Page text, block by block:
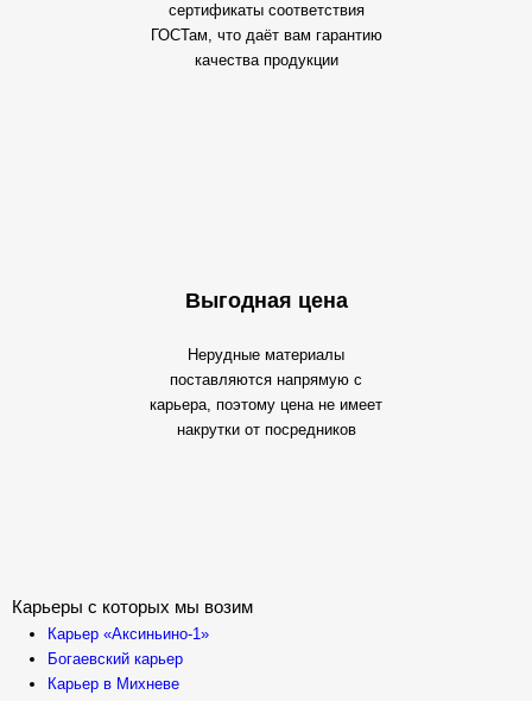
сертификаты соответствия
ГОСТам, что даёт вам гарантию
качества продукции
Выгодная цена
Нерудные материалы
поставляются напрямую с
карьера, поэтому цена не имеет
накрутки от посредников
Карьеры с которых мы возим
Карьер «Аксиньино-1»
Богаевский карьер
Карьер в Михневе